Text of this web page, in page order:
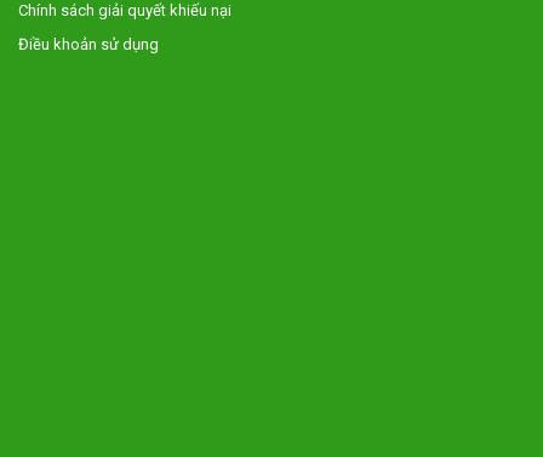
Chính sách giải quyết khiếu nại
Điều khoản sử dụng